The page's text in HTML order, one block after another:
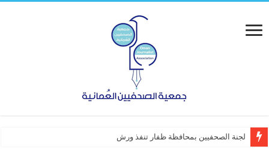
لجنة الصحفيين بمحافظة ظفار تنفذ ورشة عمل “أساسيات ا